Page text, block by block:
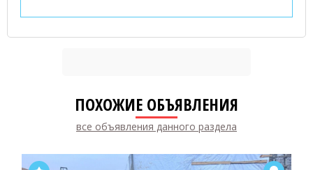
ПОХОЖИЕ ОБЪЯВЛЕНИЯ
все объявления данного раздела